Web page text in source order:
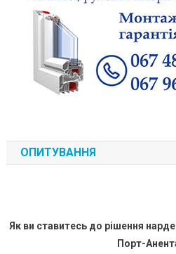
ОПИТУВАННЯ
Як ви ставитесь до рішення
Порт-